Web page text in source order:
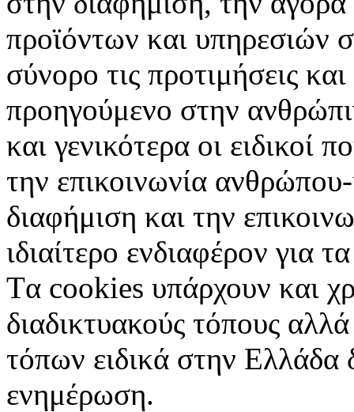
προϊόντων και υπηρεσιών
σύνορο τις προτιμήσεις
προηγούμενο στην
και γενικότερα οι ειδικοί
την επικοινωνία
διαφήμιση και την
ιδιαίτερο ενδιαφέρον για
Tα cookies υπάρχουν και
διαδικτυακούς τόπους
τόπων ειδικά στην Ελλάδα
ενημέρωση.